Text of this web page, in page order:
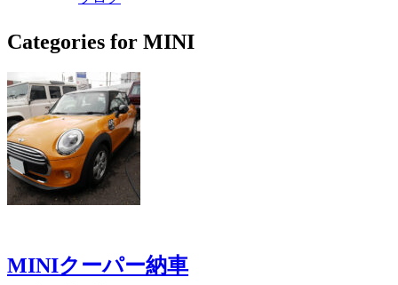
Categories for MINI
MINIクーパー納車